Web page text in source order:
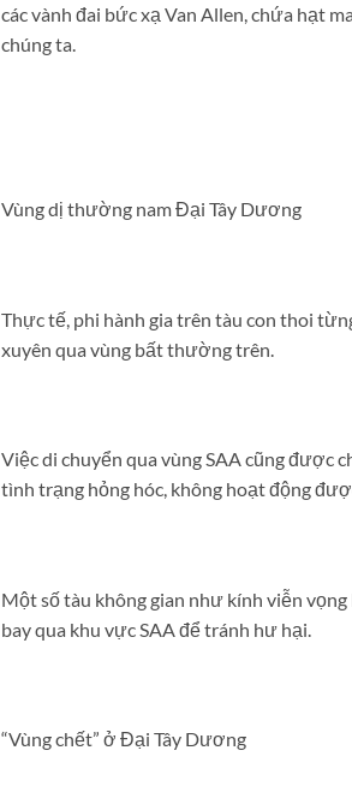
các vành đai bức xạ Van Allen, chứa hạt
chúng ta.
Vùng dị thường nam Đại Tây Dương
Thực tế, phi hành gia trên tàu con thoi
xuyên qua vùng bất thường trên.
Việc di chuyển qua vùng SAA cũng được
tình trạng hỏng hóc, không hoạt động
Một số tàu không gian như kính viễn
bay qua khu vực SAA để tránh hư hại.
“Vùng chết” ở Đại Tây Dương